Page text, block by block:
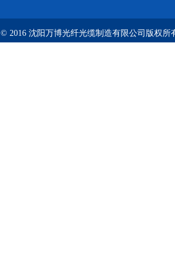
© 2016 沈阳万博光纤光缆制造有限公司版权所